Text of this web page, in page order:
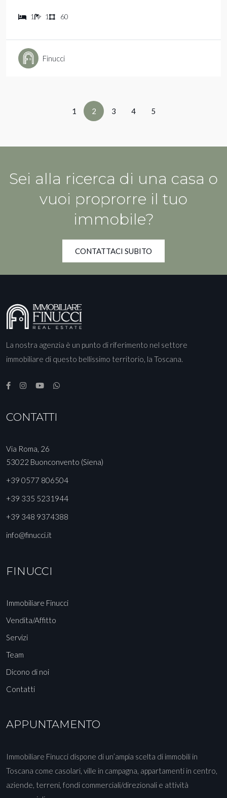
1 1 60
Finucci
1 2 3 4 5
Sei alla ricerca di una casa o
vuoi proprorre il tuo
immobile?
CONTATTACI SUBITO
La nostra agenzia è un punto di riferimento nel settore
immobiliare di questo bellissimo territorio, la Toscana.
CONTATTI
Via Roma, 26
53022 Buonconvento (Siena)
+39 0577 806504
+39 335 5231944
+39 348 9374388
info@finucci.it
FINUCCI
Immobiliare Finucci
Vendita/Affitto
Servizi
Team
Dicono di noi
Contatti
APPUNTAMENTO
Immobiliare Finucci dispone di un’ampia scelta di immobili in
Toscana come casolari, ville in campagna, appartamenti in centro,
aziende, terreni, fondi commerciali/direzionali e attività